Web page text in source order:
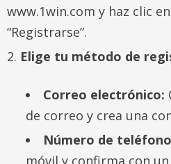
www.1win.com y haz clic
“Registrarse”.
Elige tu método de
Correo electrónico:
de correo y crea una
Número de
móvil y confirma con un